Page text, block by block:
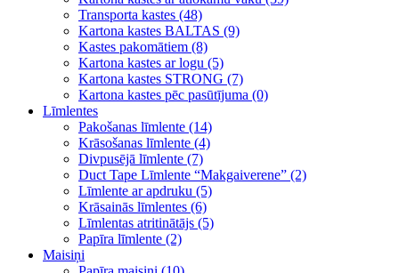
Transporta kastes (48)
Kartona kastes BALTAS (9)
Kastes pakomātiem (8)
Kartona kastes ar logu (5)
Kartona kastes STRONG (7)
Kartona kastes pēc pasūtījuma (0)
Līmlentes
Pakošanas līmlente (14)
Krāsošanas līmlente (4)
Divpusējā līmlente (7)
Duct Tape Līmlente “Makgaiverene” (2)
Līmlente ar apdruku (5)
Krāsainās līmlentes (6)
Līmlentas atritinātājs (5)
Papīra līmlente (2)
Maisiņi